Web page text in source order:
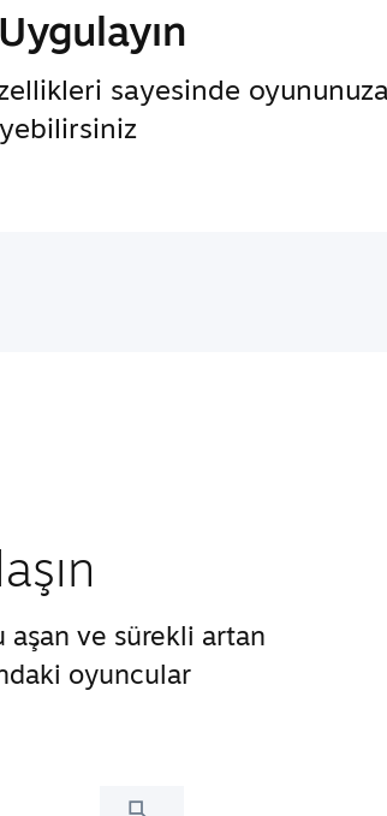
sayesinde
ve sürekli artan
oyuncular